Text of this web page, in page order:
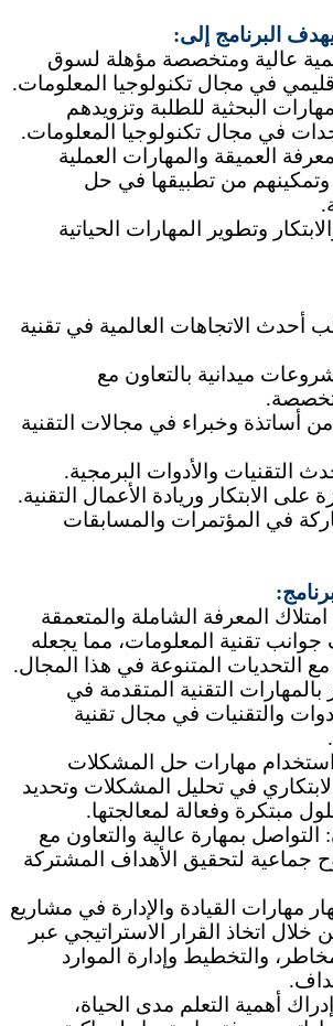
البرنامج إلى:
عالية ومتخصصة مؤهلة لسوق
في مجال تكنولوجيا المعلومات.
البحثية للطلبة وتزويدهم
في مجال تكنولوجيا المعلومات.
العميقة والمهارات العملية
وتمكينهم من تطبيقها في حل
وتطوير المهارات الحياتية
أحدث الاتجاهات العالمية في تقنية
ميدانية بالتعاون مع
أساتذة وخبراء في مجالات التقنية
التقنيات والأدوات البرمجية.
على الابتكار وريادة الأعمال التقنية.
في المؤتمرات والمسابقات
المعرفة الشاملة والمتعمقة
تقنية المعلومات، مما يجعله
مع التحديات المتنوعة في هذا المجال.
بالمهارات التقنية المتقدمة في
والتقنيات في مجال تقنية
مهارات حل المشكلات
في تحليل المشكلات وتحديد
مبتكرة وفعالة لمعالجتها.
بمهارة عالية والتعاون مع
جماعية لتحقيق الأهداف المشتركة
مهارات القيادة والإدارة في مشاريع
خلال اتخاذ القرار الاستراتيجي عبر
والتخطيط وإدارة الموارد
أهمية التعلم مدى الحياة،